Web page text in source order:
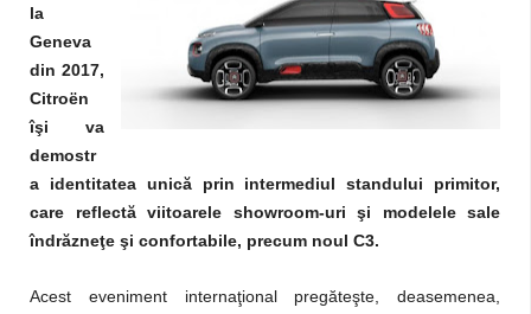
la
Geneva
din 2017,
Citroën
îşi va
demostr
a identitatea unică prin intermediul standului primitor,
care reflectă viitoarele showroom-uri şi modelele sale
îndrăzneţe şi confortabile, precum noul C3.
Acest eveniment internaţional pregăteşte, deasemenea,